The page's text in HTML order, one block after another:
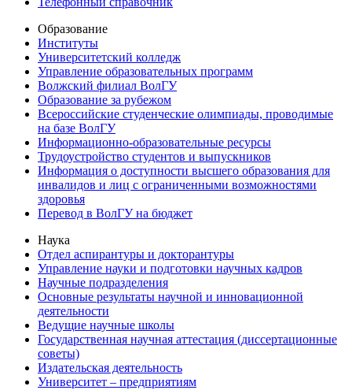
Образование
Институты
Университетский колледж
Управление образовательных программ
Волжский филиал ВолГУ
Образование за рубежом
Всероссийские студенческие олимпиады, проводимые
на базе ВолГУ
Информационно-образовательные ресурсы
Трудоустройство студентов и выпускников
Информация о доступности высшего образования для
инвалидов и лиц с ограниченными возможностями
здоровья
Перевод в ВолГУ на бюджет
Наука
Отдел аспирантуры и докторантуры
Управление науки и подготовки научных кадров
Научные подразделения
Основные результаты научной и инновационной
деятельности
Ведущие научные школы
Государственная научная аттестация (диссертационные
советы)
Издательская деятельность
Университет – предприятиям